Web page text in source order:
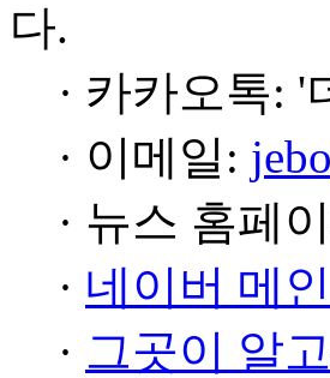
다.
· 카카오톡:
· 이메일:
· 뉴스 홈페
· 네이버 메
· 그곳이 알